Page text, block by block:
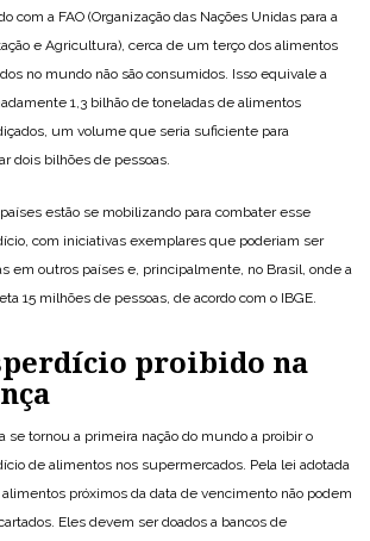
com a FAO (Organização das Nações Unidas para a
e Agricultura), cerca de um terço dos alimentos
no mundo não são consumidos. Isso equivale a
1,3 bilhão de toneladas de alimentos
um volume que seria suficiente para
dois bilhões de pessoas.
estão se mobilizando para combater esse
com iniciativas exemplares que poderiam ser
em outros países e, principalmente, no Brasil, onde a
15 milhões de pessoas, de acordo com o IBGE.
proibido na
se tornou a primeira nação do mundo a proibir o
de alimentos nos supermercados. Pela lei adotada
alimentos próximos da data de vencimento não podem
Eles devem ser doados a bancos de